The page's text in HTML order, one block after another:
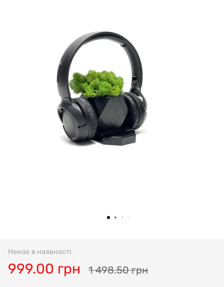
Немає в наявності
999.00 грн 1 498.50 грн